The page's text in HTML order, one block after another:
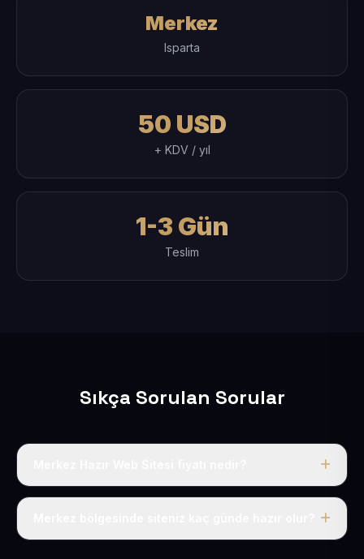
Merkez
Isparta
50 USD
+ KDV / yıl
1-3 Gün
Teslim
Sıkça Sorulan Sorular
Tek fiyat uygulanır: yıllık 50 USD + KDV. Bu bedele alan